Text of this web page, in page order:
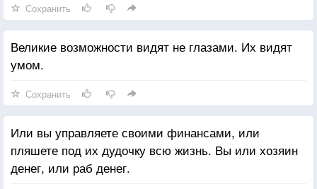
Сохранить
Великие возможности видят не глазами. Их видят
умом.
Сохранить
Или вы управляете своими финансами, или
пляшете под их дудочку всю жизнь. Вы или хозяин
денег, или раб денег.